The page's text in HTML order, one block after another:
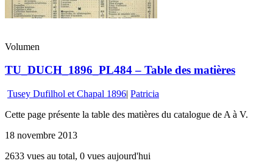
Volumen
TU_DUCH_1896_PL484 – Table des matières
Tusey Dufilhol et Chapal 1896| Patricia
Cette page présente la table des matières du catalogue de A à V.
18 novembre 2013
2633 vues au total, 0 vues aujourd'hui